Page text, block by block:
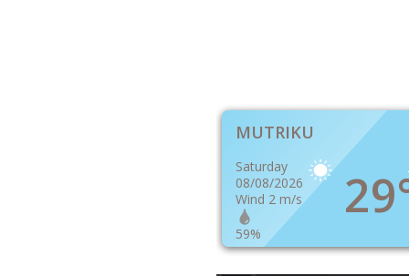
MUTRIKU
Saturday
08/08/2026
Wind 2 m/s
59%